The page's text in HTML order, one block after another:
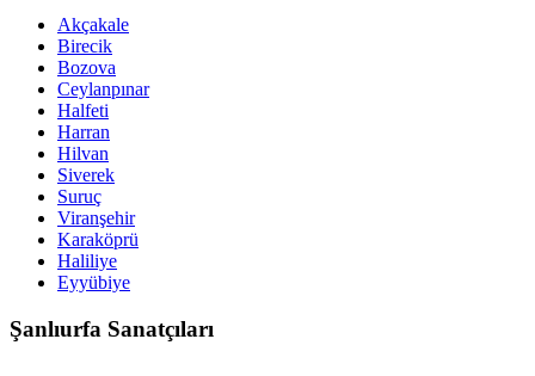
Akçakale
Birecik
Bozova
Ceylanpınar
Halfeti
Harran
Hilvan
Siverek
Suruç
Viranşehir
Karaköprü
Haliliye
Eyyübiye
Şanlıurfa Sanatçıları